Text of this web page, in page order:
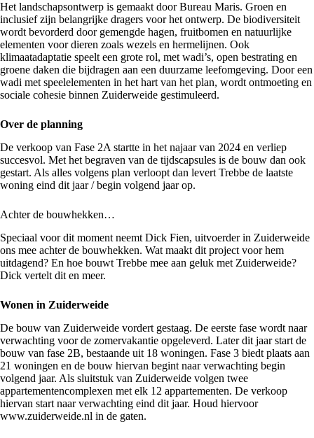
Het landschapsontwerp is gemaakt doorBureau Maris. Groen en
inclusief zijn belangrijke dragers voor het ontwerp. De biodiversiteit
wordt bevorderd door gemengde hagen, fruitbomen en natuurlijke
elementen voor dieren zoals wezels en hermelijnen. Ook
klimaatadaptatie speelt een grote rol, met wadi’s, open bestrating en
groene daken die bijdragen aan een duurzame leefomgeving. Door een
wadi met speelelementen in het hart van het plan, wordt ontmoeting en
sociale cohesie binnen Zuiderweide gestimuleerd.
Over de planning
De verkoop van Fase 2A startte in het najaar van 2024 en verliep
succesvol. Met het begraven van de tijdscapsules is de bouw dan ook
gestart. Als alles volgens plan verloopt dan levert Trebbe de laatste
woning eind dit jaar / begin volgend jaar op.
Achter de bouwhekken…
Speciaal voor dit moment neemt Dick Fien, uitvoerder in Zuiderweide
ons mee achter de bouwhekken. Wat maakt dit project voor hem
uitdagend? En hoe bouwt Trebbe mee aan geluk met Zuiderweide?
Dick vertelt dit en meer.
Wonen in Zuiderweide
De bouw van Zuiderweide vordert gestaag. De eerste fase wordt naar
verwachting voor de zomervakantie opgeleverd. Later dit jaar start de
bouw van fase 2B, bestaande uit 18 woningen. Fase 3 biedt plaats aan
21 woningen en de bouw hiervan begint naar verwachting begin
volgend jaar. Als sluitstuk van Zuiderweide volgen twee
appartementencomplexen met elk 12 appartementen. De verkoop
hiervan start naar verwachting eind dit jaar. Houd hiervoor
www.zuiderweide.nl in de gaten.